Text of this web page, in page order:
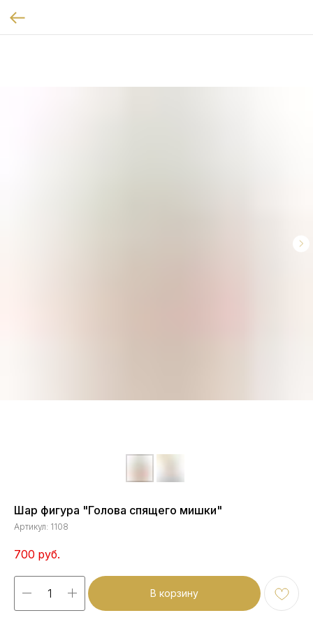
Шар фигура "Голова спящего мишки"
Артикул: 1108
700 руб.
В корзину